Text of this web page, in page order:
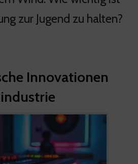
zur Jugend zu halten?
Innovationen